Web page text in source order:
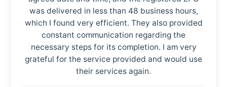
was delivered in less than 48 business hours,
which I found very efficient. They also provided
constant communication regarding the
necessary steps for its completion. I am very
grateful for the service provided and would use
their services again.